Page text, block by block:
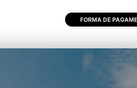
FORMA DE